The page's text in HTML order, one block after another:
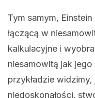
Tym samym,
łączącą w
kalkulacyjne i
niesamowitą jak
przykładzie
niedoskonałości,